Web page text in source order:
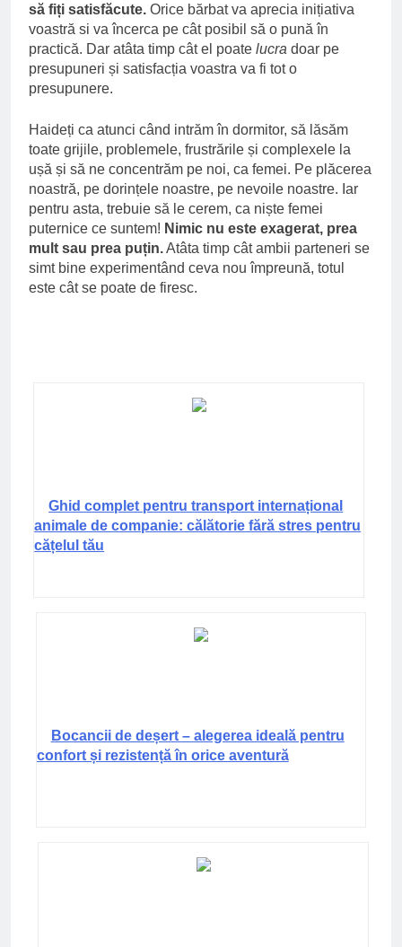
să fiți satisfăcute. Orice bărbat va aprecia inițiativa
voastră si va încerca pe cât posibil să o pună în
practică. Dar atâta timp cât el poate lucra doar pe
presupuneri și satisfacția voastra va fi tot o
presupunere.
Haideți ca atunci când intrăm în dormitor, să lăsăm
toate grijile, problemele, frustrările și complexele la
ușă și să ne concentrăm pe noi, ca femei. Pe plăcerea
noastră, pe dorințele noastre, pe nevoile noastre. Iar
pentru asta, trebuie să le cerem, ca niște femei
puternice ce suntem! Nimic nu este exagerat, prea
mult sau prea puțin.Atâta timp cât ambii parteneri se
simt bine experimentând ceva nou împreună, totul
este cât se poate de firesc.
Ghid complet pentru transport internațional
animale de companie: călătorie fără stres pentru
cățelul tău
Bocancii de deșert – alegerea ideală pentru
confort și rezistență în orice aventură